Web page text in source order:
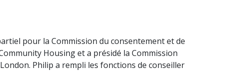
pour la Commission du consentement et de
Housing et a présidé la Commission
Philip a rempli les fonctions de conseiller